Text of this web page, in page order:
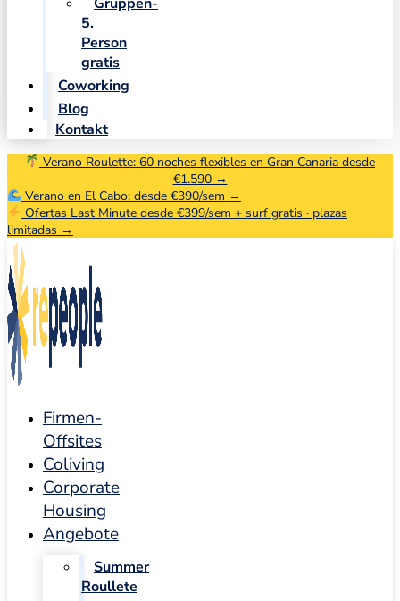
5.
Person
gratis
Coworking
Blog
Kontakt
Verano Roulette: 60 noches flexibles en Gran Canaria desde
€1.590 →
Verano en El Cabo: desde €390/sem →
Ofertas Last Minute desde €399/sem + surf gratis · plazas
limitadas →
Firmen-
Offsites
Coliving
Corporate
Housing
Angebote
Summer
Roullete